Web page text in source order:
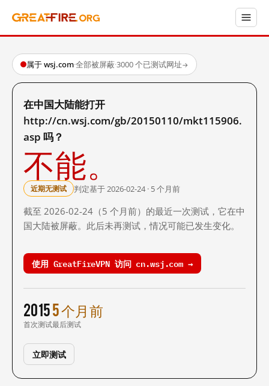
属于 wsj.com·全部被屏蔽·3000 个已测试网址→
在中国大陆能打开
http://cn.wsj.com/gb/20150110/mkt115906.
asp 吗？
不能。
近期无测试 判定基于 2026-02-24 · 5 个月前
截至 2026-02-24（5 个月前）的最近一次测试，它在中
国大陆被屏蔽。此后未再测试，情况可能已发生变化。
使用 GreatFireVPN 访问 cn.wsj.com →
2015
首次测试
5 个月前
最后测试
立即测试